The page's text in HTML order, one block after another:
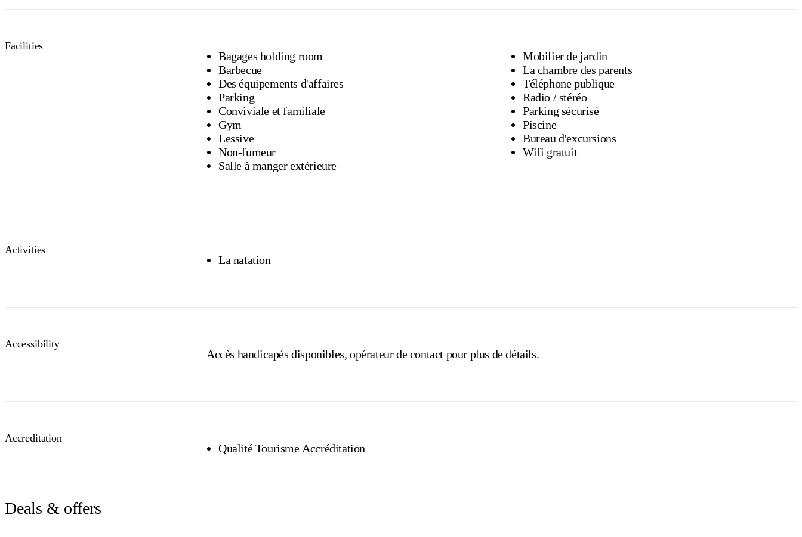
Facilities
Bagages holding room
Barbecue
Des équipements d'affaires
Parking
Conviviale et familiale
Gym
Lessive
Non-fumeur
Salle à manger extérieure
Mobilier de jardin
La chambre des parents
Téléphone publique
Radio / stéréo
Parking sécurisé
Piscine
Bureau d'excursions
Wifi gratuit
Activities
La natation
Accessibility
Accès handicapés disponibles, opérateur de contact pour plus de détails.
Accreditation
Qualité Tourisme Accréditation
Deals & offers